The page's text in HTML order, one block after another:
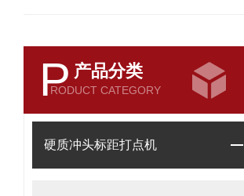
P 产品分类
RODUCT CATEGORY
硬质冲头标距打点机